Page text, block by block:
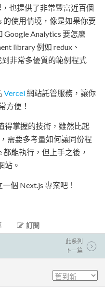
也提供了非常豐富近百個
的使用情境，像是如果你要
Google Analytics 要怎麼
library 例如 redux、
非常多優質的範例程式
Vercel網站託管服務，讓你
方便！
得掌握的技術，雖然比起
需要多考量如何讓同份程
能執行，但上手之後，
站。
個 Next.js 專案吧！
訂閱
此系列
下一篇